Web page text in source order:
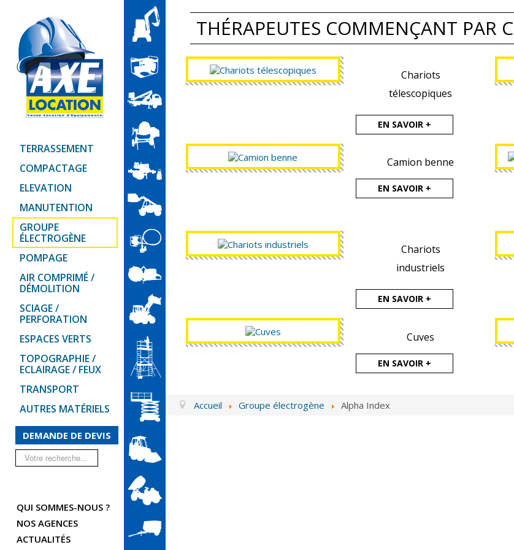
TERRASSEMENT
COMPACTAGE
ELEVATION
MANUTENTION
GROUPE
ÉLECTROGÈNE
POMPAGE
AIR COMPRIMÉ /
DÉMOLITION
SCIAGE /
PERFORATION
ESPACES VERTS
TOPOGRAPHIE /
ECLAIRAGE / FEUX
TRANSPORT
AUTRES MATÉRIELS
DEMANDE DE DEVIS
Rechercher
QUI SOMMES-NOUS ?
NOS AGENCES
ACTUALITÉS
THÉRAPEUTES COMMENÇANT PAR C
Chariots
télescopiques
EN SAVOIR +
Camion benne
EN SAVOIR +
Chariots
industriels
EN SAVOIR +
Cuves
EN SAVOIR +
Accueil Groupe électrogène Alpha Index